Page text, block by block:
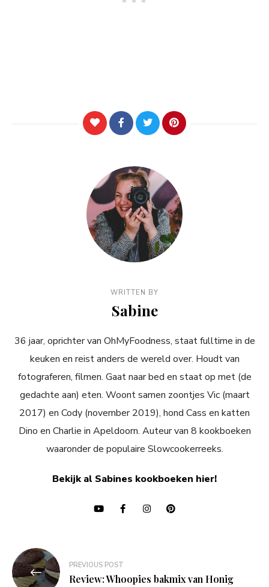
WRITTEN BY
Sabine
36 jaar, oprichter van OhMyFoodness, staat fulltime in de
keuken en reist anders de wereld over. Houdt van
fotograferen, filmen. Gaat naar bed en staat op met (de
gedachte aan) eten. Woont samen zoontjes Vic (maart
2017) en Cody (november 2019), hond Cass en katten
Dino en Charlie in Apeldoorn. Auteur van 8 kookboeken
waaronder de populaire Slowcookerreeks.
Bekijk al Sabines kookboeken hier!
Bericht
navigatie
PREVIOUS POST
Review: Whoopies bakmix van Honig